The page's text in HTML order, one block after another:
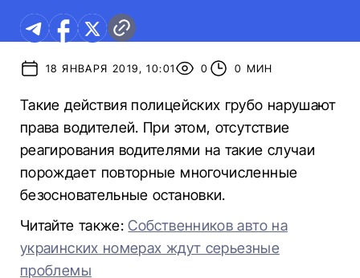
18 ЯНВАРЯ 2019, 10:01 0 0 МИН
Такие действия полицейских грубо нарушают
права водителей. При этом, отсутствие
реагирования водителями на такие случаи
порождает повторные многочисленные
безосновательные остановки.
Читайте также:Собственников авто на
украинских номерах ждут серьезные
проблемы